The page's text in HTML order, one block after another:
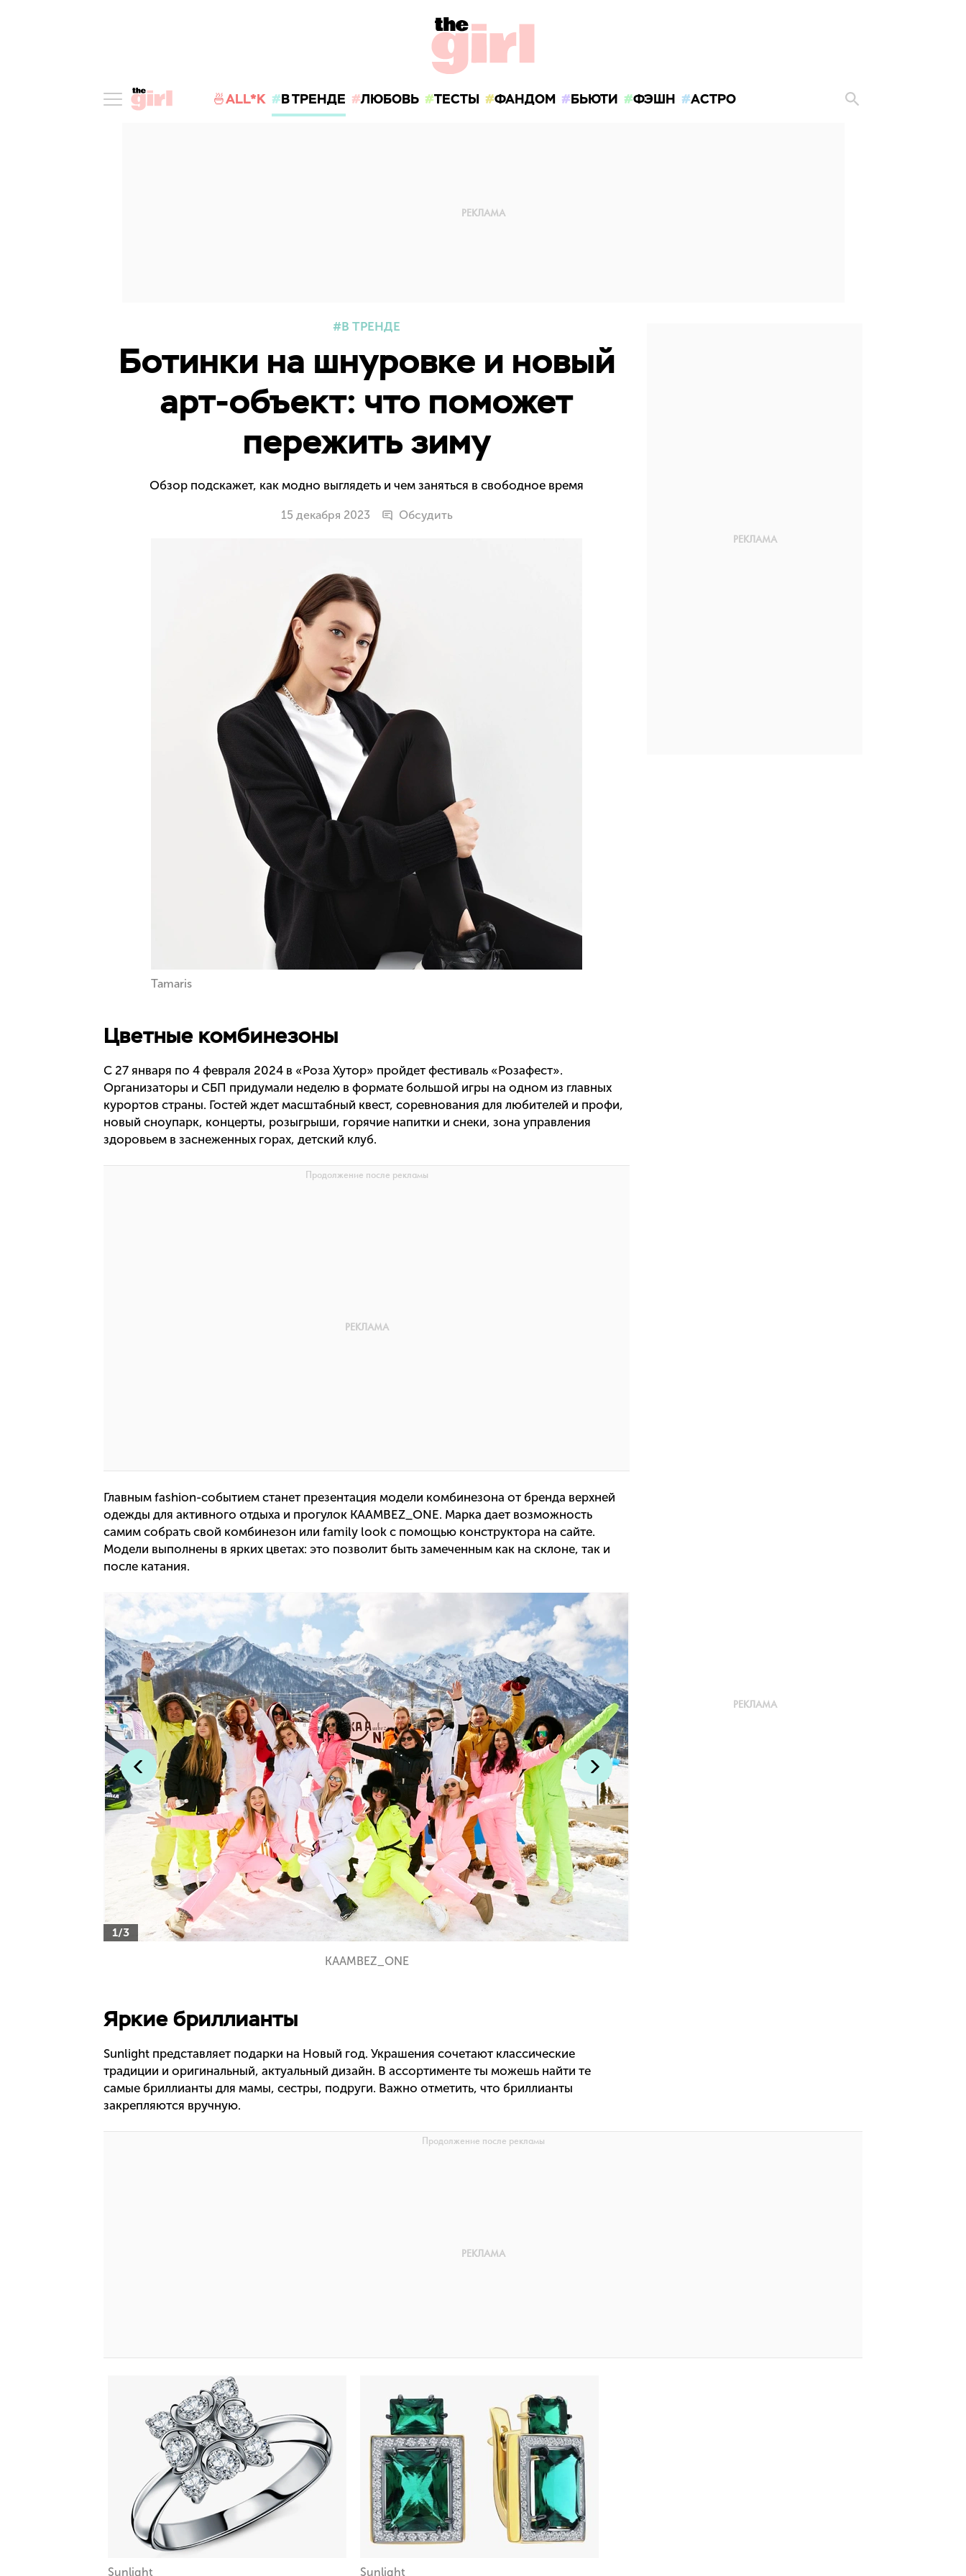
🍜ALL*K В ТРЕНДЕ ЛЮБОВЬ ТЕСТЫ ФАНДОМ БЬЮТИ ФЭШН АСТРО
В ТРЕНДЕ
Ботинки на шнуровке и новый
арт-объект: что поможет
пережить зиму
Обзор подскажет, как модно выглядеть и чем заняться в свободное время
15 декабря 2023 Обсудить
Tamaris
Цветные комбинезоны
С 27 января по 4 февраля 2024 в «Роза Хутор» пройдет фестиваль «Розафест».
Организаторы и СБП придумали неделю в формате большой игры на одном из главных
курортов страны. Гостей ждет масштабный квест, соревнования для любителей и профи,
новый сноупарк, концерты, розыгрыши, горячие напитки и снеки, зона управления
здоровьем в заснеженных горах, детский клуб.
Главным fashion-событием станет презентация модели комбинезона от бренда верхней
одежды для активного отдыха и прогулок KAAMBEZ_ONE. Марка дает возможность
самим собрать свой комбинезон или family look с помощью конструктора на сайте.
Модели выполнены в ярких цветах: это позволит быть замеченным как на склоне, так и
после катания.
1/3
KAAMBEZ_ONE
Яркие бриллианты
Sunlight представляет подарки на Новый год. Украшения сочетают классические
традиции и оригинальный, актуальный дизайн. В ассортименте ты можешь найти те
самые бриллианты для мамы, сестры, подруги. Важно отметить, что бриллианты
закрепляются вручную.
Sunlight Sunlight